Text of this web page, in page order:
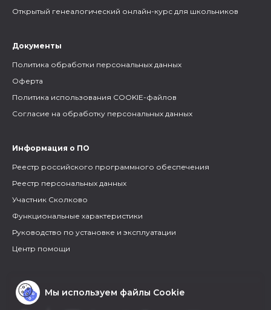
Открытый генеалогический онлайн-курс для школьников
Документы
Политика обработки персональных данных
Оферта
Политика использования COOKIE-файлов
Согласие на обработку персональных данных
Информация о ПО
Реестр российского программного обеспечения
Реестр персональных данных
Участник Сколково
Функциональные характеристики
Руководство по установке и эксплуатации
Центр помощи
Мы используем файлы Cookie